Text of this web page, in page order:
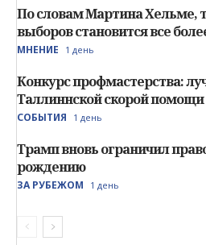
По словам Мартина Хельме,
выборов становится все
МНЕНИЕ 1 день
Конкурс профмастерства:
Таллиннской скорой помощи
СОБЫТИЯ 1 день
Трамп вновь ограничил
рождению
ЗА РУБЕЖОМ 1 день